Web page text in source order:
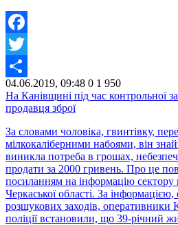
Facebook
Twitter
Share
04.06.2019, 09:48 0 1 950
На Канівщині під час контрольної
продавця зброї
За словами чоловіка, гвинтівку,
мілкокаліберними набоями, він
виникла потреба в грошах,
продати за 2000 гривень. Про це
посиланням на інформацію сектору
Черкаської області. За
розшукових заходів, оперативники
поліції встановили, що 39-річний